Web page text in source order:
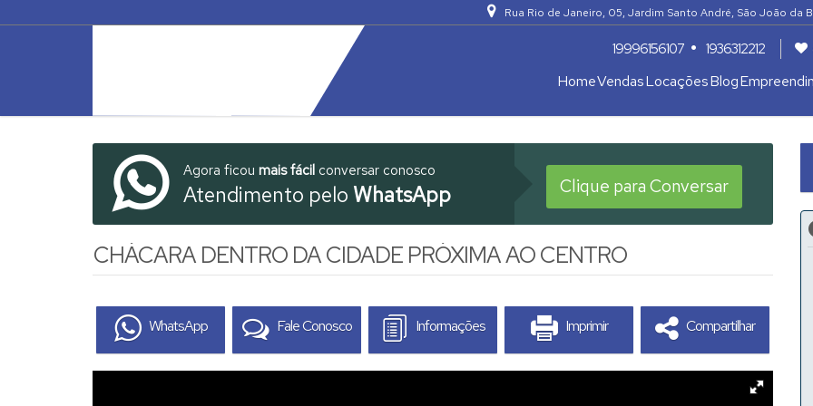
Rua Rio de Janeiro, 05, Jardim Santo André, São João da
19996156107 1936312212
Blog
Locações
Vendas
Home
Agora ficou mais fácil conversar conosco
Atendimento pelo WhatsApp Clique para Conversar
CHÁCARA DENTRO DA CIDADE PRÓXIMA AO CENTRO
WhatsApp Fale Conosco Informações Imprimir Compartilhar